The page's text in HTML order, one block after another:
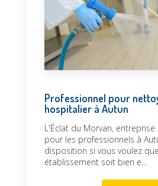
Professionnel pour
hospitalier à Autun
L'Éclat du Morvan,
pour les professionnels à
disposition si vous voulez
établissement soit bien e...